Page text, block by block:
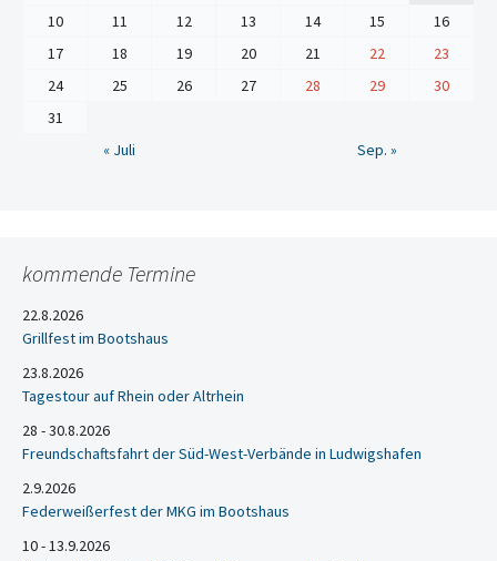
10
11 12 13 14 15
16
17
18 19 20 21 22
23
24
25 26 27 28 29
30
31
« Juli
Sep. »
kommende Termine
22.8.2026
Grillfest im Bootshaus
23.8.2026
Tagestour auf Rhein oder Altrhein
28 - 30.8.2026
Freundschaftsfahrt der Süd-West-Verbände in Ludwigshafen
2.9.2026
Federweißerfest der MKG im Bootshaus
10 - 13.9.2026